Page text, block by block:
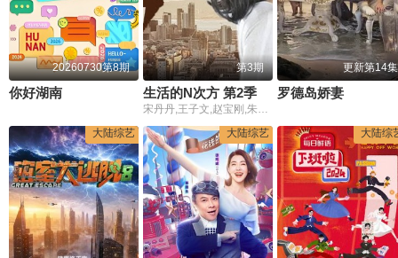
20260730第8期
你好湖南​
第3期
生活的N次方 第2季
宋丹丹,王子文,赵宝刚,朱雨辰,高露,白百何,贺刚,任重
更新第14集
罗德岛娇妻
大陆综艺 大陆综艺 大陆综